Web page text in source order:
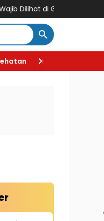
di GIIAS 2026, Ada
Kecantikan